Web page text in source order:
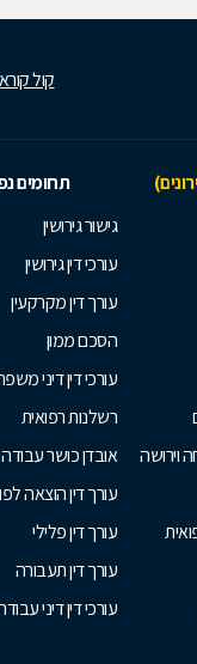
קול
תחומים
וירושה
גישור גירושין
עורכי דין גירושין
עורך דין מקרקעין
הסכם ממון
עורכי דין דיני
רשלנות רפואית
אובדן כושר עבודה
עורך דין הוצאה
עורך דין פלילי
עורך דין תעבורה
עורכי דין דיני